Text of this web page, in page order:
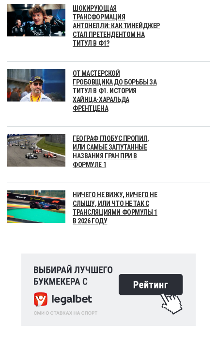
ШОКИРУЮЩАЯ
ТРАНСФОРМАЦИЯ
АНТОНЕЛЛИ: КАК ТИНЕЙДЖЕР
СТАЛ ПРЕТЕНДЕНТОМ НА
ТИТУЛ В Ф1?
ОТ МАСТЕРСКОЙ
ГРОБОВЩИКА ДО БОРЬБЫ ЗА
ТИТУЛ В Ф1. ИСТОРИЯ
ХАЙНЦА-ХАРАЛЬДА
ФРЕНТЦЕНА
ГЕОГРАФ ГЛОБУС ПРОПИЛ,
ИЛИ САМЫЕ ЗАПУТАННЫЕ
НАЗВАНИЯ ГРАН ПРИ В
ФОРМУЛЕ 1
НИЧЕГО НЕ ВИЖУ, НИЧЕГО НЕ
СЛЫШУ, ИЛИ ЧТО НЕ ТАК С
ТРАНСЛЯЦИЯМИ ФОРМУЛЫ 1
В 2026 ГОДУ